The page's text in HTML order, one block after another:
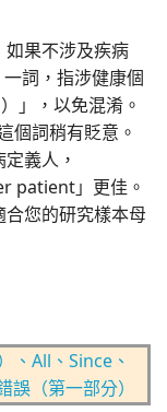
果不涉及疾病
詞，指涉健康個
」，以免混淆。
個詞稍有貶意。
義人，
patient」更佳。
您的研究樣本母
、All、Since、
（第一部分）